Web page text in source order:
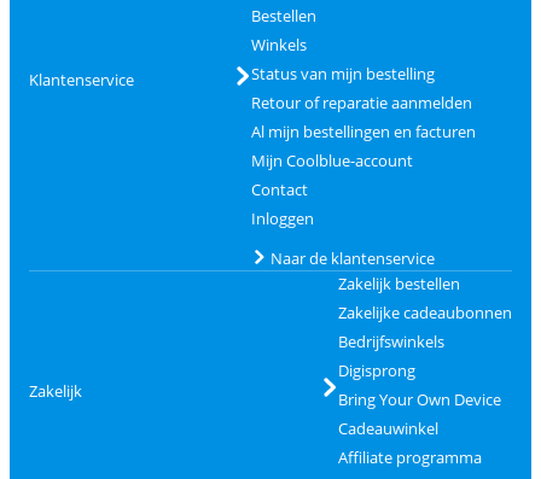
Klantenservice
Bestellen
Winkels
Status van mijn bestelling
Retour of reparatie aanmelden
Al mijn bestellingen en facturen
Mijn Coolblue-account
Contact
Inloggen
Naar de klantenservice
Zakelijk
Zakelijk bestellen
Zakelijke cadeaubonnen
Bedrijfswinkels
Digisprong
Bring Your Own Device
Cadeauwinkel
Affiliate programma